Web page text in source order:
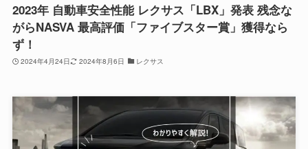
2023年 自動車安全性能 レクサス「LBX」発表 残念な
がらNASVA 最高評価「ファイブスター賞」獲得なら
ず！
2024年4月24日 2024年8月6日 レクサス